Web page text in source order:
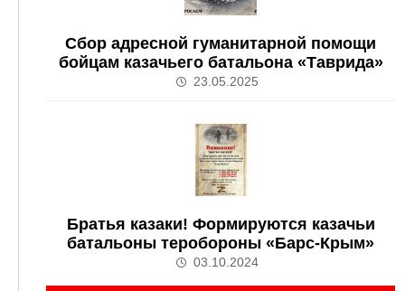
Сбор адресной гуманитарной помощи
бойцам казачьего батальона «Таврида»
23.05.2025
Братья казаки! Формируются казачьи
батальоны теробороны «Барс-Крым»
03.10.2024